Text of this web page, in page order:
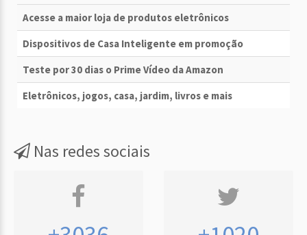
Acesse a maior loja de produtos eletrônicos
Dispositivos de Casa Inteligente em promoção
Teste por 30 dias o Prime Vídeo da Amazon
Eletrônicos, jogos, casa, jardim, livros e mais
Nas redes sociais